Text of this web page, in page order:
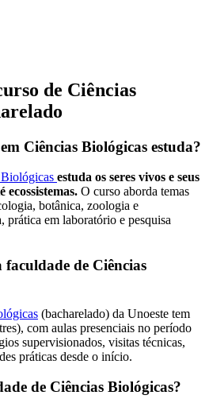
de Ciências
Ciências Biológicas estuda?
estuda os seres vivos e seus
ecossistemas. O curso aborda temas
botânica, zoologia e
em laboratório e pesquisa
de Ciências
(bacharelado) da Unoeste tem
com aulas presenciais no período
supervisionados, visitas técnicas,
práticas desde o início.
de Ciências Biológicas?